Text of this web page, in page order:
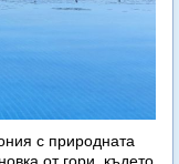
с природната